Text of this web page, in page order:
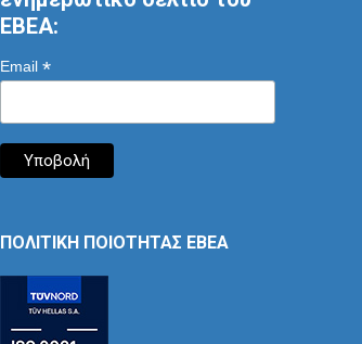
ΕΒΕΑ:
Email *
ΠΟΛΙΤΙΚΗ ΠΟΙΟΤΗΤΑΣ ΕΒΕΑ